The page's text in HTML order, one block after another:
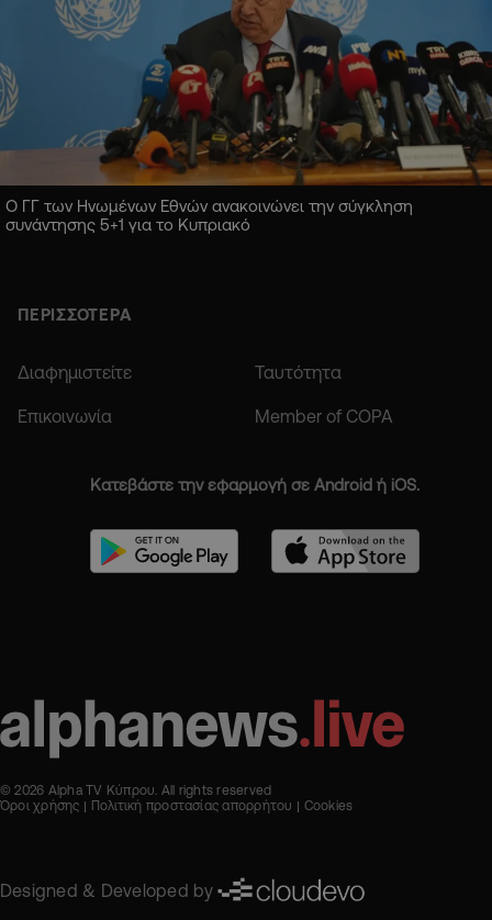
Ο ΓΓ των Ηνωμένων Εθνών ανακοινώνει την σύγκληση
συνάντησης 5+1 για το Κυπριακό
ΠΕΡΙΣΣΟΤΕΡΑ
Διαφημιστείτε Ταυτότητα
Επικοινωνία Member of COPA
Κατεβάστε την εφαρμογή σε Android ή iOS.
© 2026 Alpha TV Κύπρου. All rights reserved
Όροι χρήσης
Πολιτική προστασίας απορρήτου Cookies
Designed & Developed by